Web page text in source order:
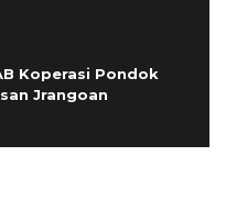
Koperasi Pondok
Jrangoan